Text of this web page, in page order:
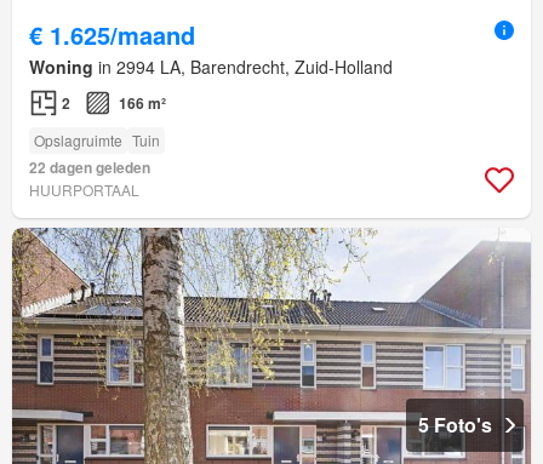
€ 1.625/maand
Woning in 2994 LA, Barendrecht, Zuid-Holland
2 166 m²
Opslagruimte Tuin
22 dagen geleden
HUURPORTAAL
5 Foto's